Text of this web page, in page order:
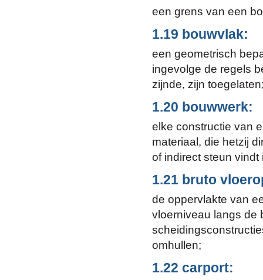
een grens van een
1.19 bouwvlak:
een geometrisch
ingevolge de regels
zijnde, zijn
1.20 bouwwerk:
elke constructie van
materiaal, die hetzij
of indirect steun vindt
1.21 bruto
de oppervlakte van
vloerniveau langs de
omhullen;
1.22 carport: